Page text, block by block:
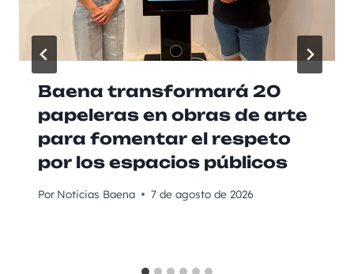
Baena transformará 20
papeleras en obras de arte
para fomentar el respeto
por los espacios públicos
Por Noticias Baena 7 de agosto de 2026